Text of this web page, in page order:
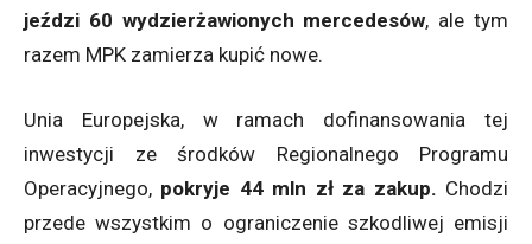
jeździ 60 wydzierżawionych mercedesów, ale tym
razem MPK zamierza kupić nowe.
Unia Europejska, w ramach dofinansowania tej
inwestycji ze środków Regionalnego Programu
Operacyjnego, pokryje 44 mln zł za zakup. Chodzi
przede wszystkim o ograniczenie szkodliwej emisji